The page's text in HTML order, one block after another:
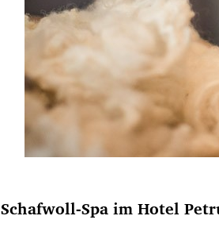
Schafwoll-Spa im Hotel